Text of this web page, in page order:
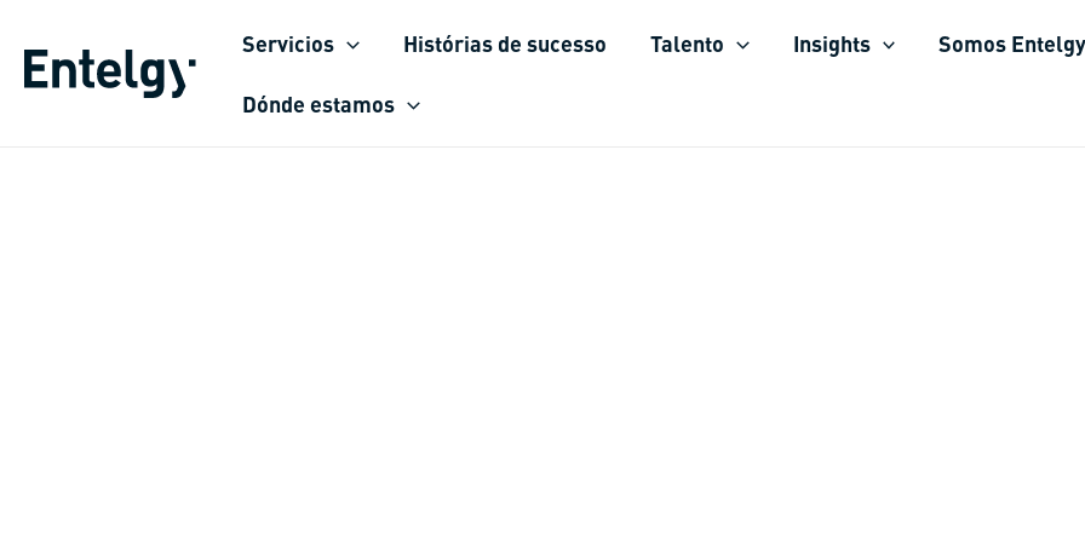
para
Servicios Histórias de sucesso Talento Insights Somos Entelgy
Dónde estamos